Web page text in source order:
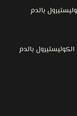
بالدم
بالدم